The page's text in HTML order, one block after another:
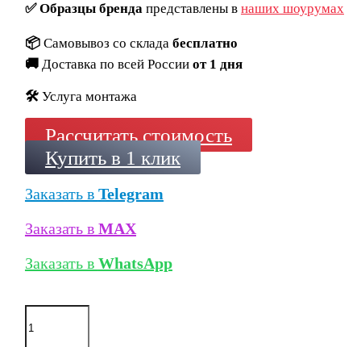
✅Образцы брендапредставлены в наших шоурумах
📦 Самовывоз со склада бесплатно
🚚 Доставка по всей России от 1 дня
🛠️ Услуга монтажа
Рассчитать стоимость
Купить в 1 клик
Заказать в Telegram
Заказать в MAX
Заказать в WhatsApp
Количество
товара